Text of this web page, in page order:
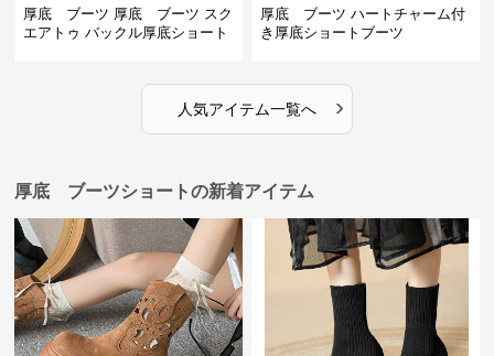
厚底 ブーツ 厚底 ブーツ スク
エアトゥ バックル厚底ショート
厚底 ブーツ ハートチャーム付
き厚底ショートブーツ
人気アイテム一覧へ ›
厚底 ブーツショートの新着アイテム